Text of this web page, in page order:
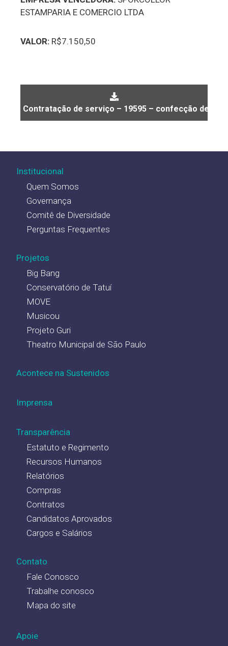
ESTAMPARIA E COMERCIO LTDA
VALOR: R$7.150,50
Contratação de serviço – 19595 – confecção de
Institucional
Quem Somos
Governança
Comitê de Diversidade
Perguntas Frequentes
Projetos
Big Bang
Conservatório de Tatuí
MOVE
Musicou
Projeto Guri
Theatro Municipal de São Paulo
Acontece na Sustenidos
Imprensa
Transparência
Estatuto e Regimento
Recursos Humanos
Relatórios
Compras
Contratos
Candidatos Aprovados
Cargos e Salários
Contato
Fale Conosco
Trabalhe conosco
Mapa do site
Apoie